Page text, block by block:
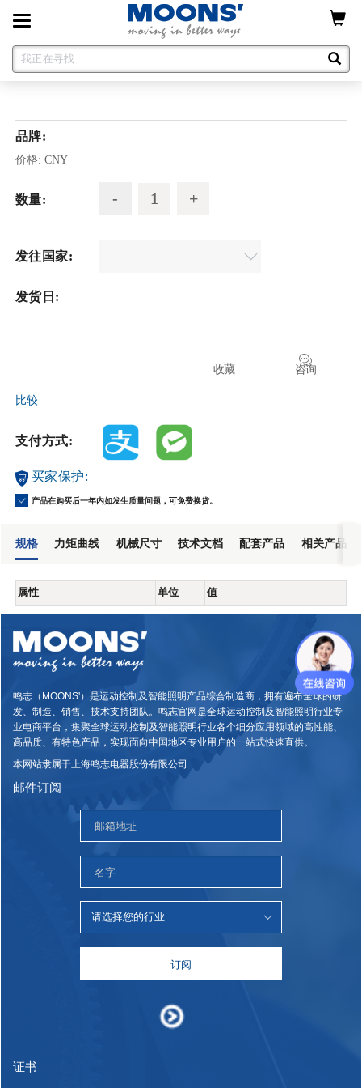
Toggle
navigation
品牌:
价格: CNY
数量:
发往国家:
发货日:
咨询
收藏
比较
支付方式:
买家保护:
产品在购买后一年内如发生质量问题，可免费换货。
规格 力矩曲线 机械尺寸 技术文档 配套产品 相关产品
属性 单位 值
鸣志（MOONS'）是运动控制及智能照明产品综合制造商，拥有遍布全球的研
发、制造、销售、技术支持团队。鸣志官网是全球运动控制及智能照明行业专
业电商平台，集聚全球运动控制及智能照明行业各个细分应用领域的高性能、
高品质、有特色产品，实现面向中国地区专业用户的一站式快速直供。
本网站隶属于上海鸣志电器股份有限公司
邮件订阅
订阅
证书